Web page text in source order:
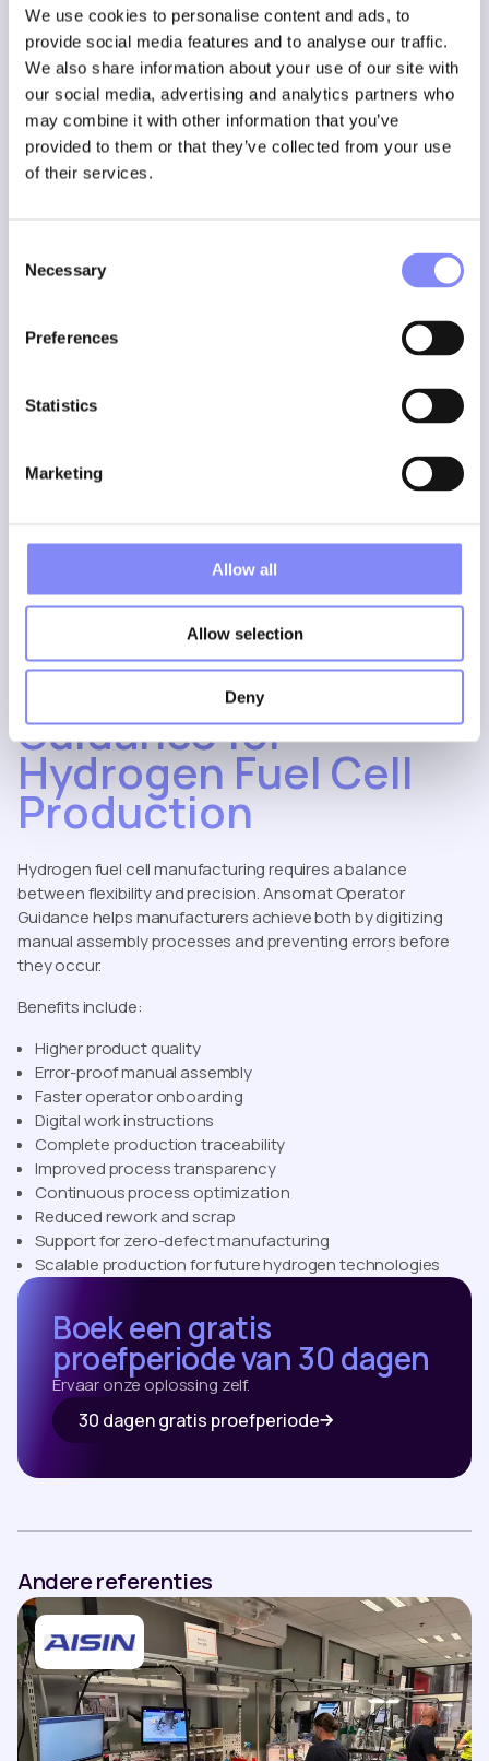
We use cookies to personalise content and ads, to
provide social media features and to analyse our traffic.
We also share information about your use of our site with
our social media, advertising and analytics partners who
may combine it with other information that you’ve
provided to them or that they’ve collected from your use
of their services.
Selection
Necessary
Preferences
Statistics
Marketing
Allow all
Allow selection
Deny
mogelijk doordat productieprocessen direct
geconfigureerd, aangepast en geoptimaliseerd kunnen
worden. Barcodescanners selecteren automatisch de
juiste programma's, terwijl digitale werkinstructies
operatoren begeleiden met duidelijke, visuele
boutvolgorde. Intelligente schroefsleutels zorgen voor
nauwkeurig en gecontroleerd aandraaien,
volledig traceerbaar, met vastlegging van koppel- en
hoekwaarden, operator-ID's en gedetailleerde rapporten,
gecontroleerd.
Bewezen rendement op
Het resultaat is duidelijk:
volledige traceerbaarheid van menselijke
uitgebreide rapportage
Dit garandeert veiligheid, naleving en consistente hoge
prestaties tijdens het hele productieproces.
Benefits of Operator
Guidance for
Hydrogen Fuel Cell
Production
Hydrogen fuel cell manufacturing requires a balance
between flexibility and precision. Ansomat Operator
Guidance helps manufacturers achieve both by digitizing
manual assembly processes and preventing errors before
they occur.
Benefits include:
Higher product quality
Error-proof manual assembly
Faster operator onboarding
Digital work instructions
Complete production traceability
Improved process transparency
Continuous process optimization
Reduced rework and scrap
Support for zero-defect manufacturing
Scalable production for future hydrogen technologies
Boek een gratis
proefperiode van 30 dagen
Ervaar onze oplossing zelf.
30 dagen gratis proefperiode
Andere referenties